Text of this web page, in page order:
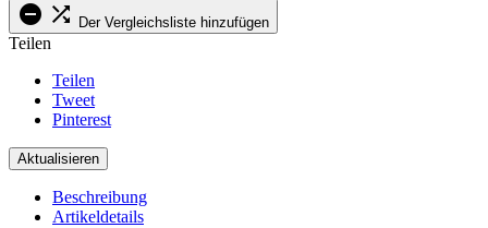
  Der Vergleichsliste hinzufügen
Teilen
Teilen
Tweet
Pinterest
Beschreibung
Artikeldetails